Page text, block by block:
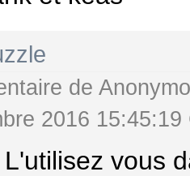
de
2016
vous